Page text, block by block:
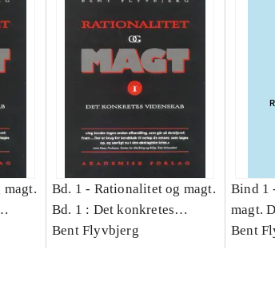
Bd. 1 - Rationalitet og magt.
Bd. 1 : Det konkretes
videnskab
Bent Flyvbjerg
Bind 1
magt.
Bent